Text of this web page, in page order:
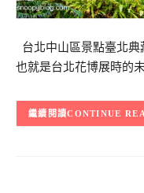
台北中山區景點臺北典
也就是台北花博展時的
CONTINUE